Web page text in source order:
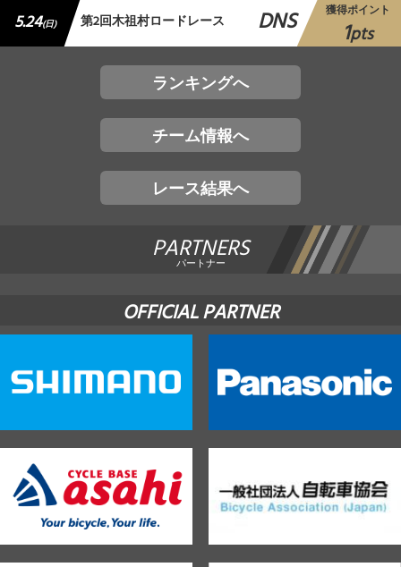
5.24(日) 第2回木祖村ロードレース DNS 獲得ポイント
1pts
ランキングへ
チーム情報へ
レース結果へ
PARTNERS
パートナー
OFFICIAL PARTNER